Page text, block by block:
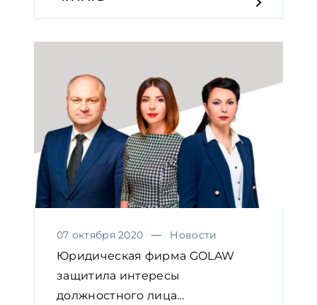
07 октября 2020 Новости
Юридическая фирма GOLAW
защитила интересы
должностного лица